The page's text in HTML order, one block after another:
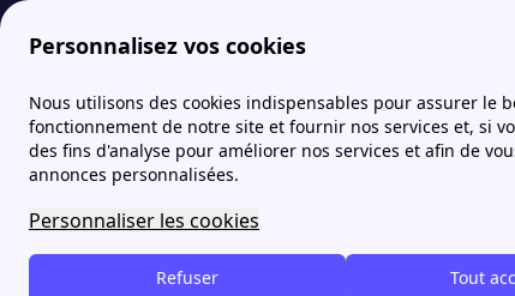
Personnalisez vos cookies
Nous utilisons des cookies indispensables pour assurer le
fonctionnement de notre site et fournir nos services et, si
des fins d'analyse pour améliorer nos services et afin de
annonces personnalisées.
Personnaliser les cookies
Tout
Refuser
Fournisseur-Energie MoreTout savoir sur le compteur